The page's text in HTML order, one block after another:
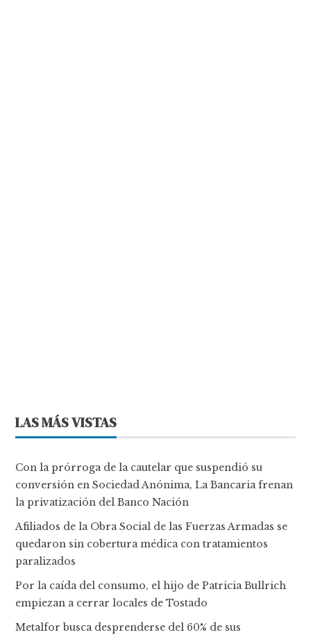
LAS MÁS VISTAS
Con la prórroga de la cautelar que suspendió su
conversión en Sociedad Anónima, La Bancaria frenan
la privatización del Banco Nación
Afiliados de la Obra Social de las Fuerzas Armadas se
quedaron sin cobertura médica con tratamientos
paralizados
Por la caída del consumo, el hijo de Patricia Bullrich
empiezan a cerrar locales de Tostado
Metalfor busca desprenderse del 60% de sus